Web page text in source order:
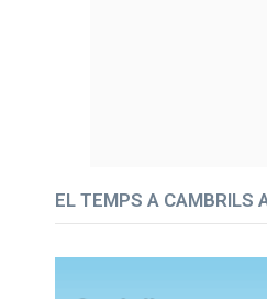
EL TEMPS A CAMBRILS